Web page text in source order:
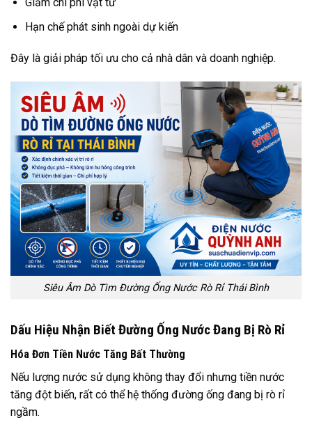
Hạn chế phát sinh ngoài dự kiến
Đây là giải pháp tối ưu cho cả nhà dân và doanh nghiệp.
Siêu Âm Dò Tìm Đường Ống Nước Rò Rỉ Thái Bình
Dấu Hiệu Nhận Biết Đường Ống Nước Đang Bị Rò Rỉ
Hóa Đơn Tiền Nước Tăng Bất Thường
Nếu lượng nước sử dụng không thay đổi nhưng tiền nước
tăng đột biến, rất có thể hệ thống đường ống đang bị rò rỉ
ngầm.